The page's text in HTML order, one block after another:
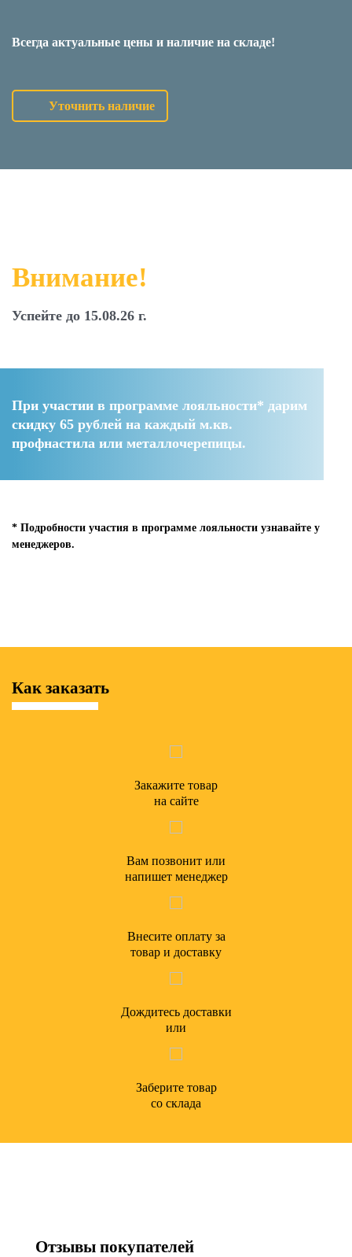
Всегда актуальные цены и наличие на складе!
Уточнить наличие
Внимание!
Успейте до 15.08.26 г.
При участии в программе лояльности* дарим
скидку 65 рублей на каждый м.кв.
профнастила или металлочерепицы.
* Подробности участия в программе лояльности узнавайте у
менеджеров.
Как заказать
Закажите товар
на сайте
Вам позвонит или
напишет менеджер
Внесите оплату за
товар и доставку
Дождитесь доставки
или
Заберите товар
со склада
Отзывы покупателей